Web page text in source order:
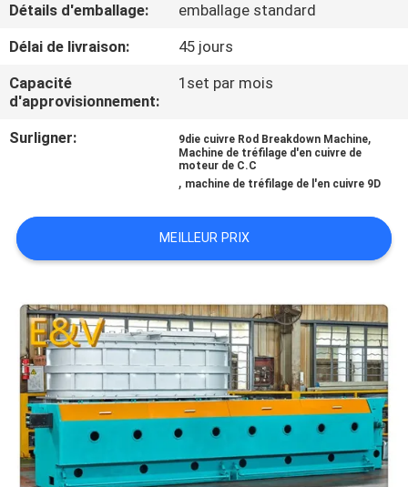
D'USINE
CONTRÔLE
DE
CONTACTEZ-
NOUS
NOUVELLES
DEMANDEZ
UNE
CITATION
Détails d'emballage:
emballage standard
Délai de livraison:
45 jours
Capacité
d'approvisionnement:
1set par mois
Surligner: 9die cuivre Rod Breakdown Machine,
Machine de tréfilage d'en cuivre de
moteur de C.C
, machine de tréfilage de l'en cuivre 9D
MEILLEUR PRIX